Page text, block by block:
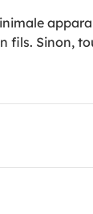
fils. Sinon,